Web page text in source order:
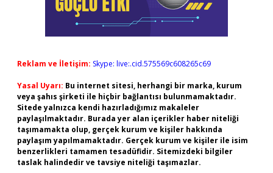
Reklam ve İletişim: Skype: live:.cid.575569c608265c69
Yasal Uyarı: Bu internet sitesi, herhangi bir marka, kurum
veya şahıs şirketi ile hiçbir bağlantısı bulunmamaktadır.
Sitede yalnızca kendi hazırladığımız makaleler
paylaşılmaktadır. Burada yer alan içerikler haber niteliği
taşımamakta olup, gerçek kurum ve kişiler hakkında
paylaşım yapılmamaktadır. Gerçek kurum ve kişiler ile isim
benzerlikleri tamamen tesadüfidir. Sitemizdeki bilgiler
taslak halindedir ve tavsiye niteliği taşımazlar.